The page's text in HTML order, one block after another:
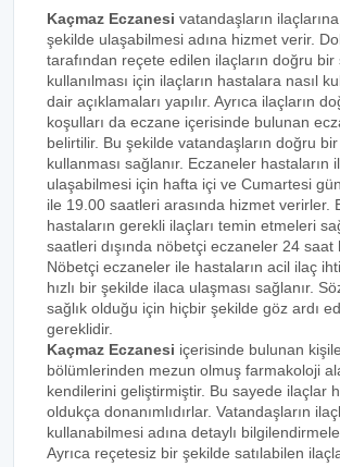
Kaçmaz Eczanesi vatandaşların
şekilde ulaşabilmesi adına hizmet verir.
tarafından reçete edilen ilaçların doğru bir
kullanılması için ilaçların hastalara nasıl
dair açıklamaları yapılır. Ayrıca ilaçların
koşulları da eczane içerisinde bulunan
belirtilir. Bu şekilde vatandaşların doğru
kullanması sağlanır. Eczaneler hastaların
ulaşabilmesi için hafta içi ve Cumartesi
ile 19.00 saatleri arasında hizmet verirler.
hastaların gerekli ilaçları temin etmeleri
saatleri dışında nöbetçi eczaneler 24 saat
Nöbetçi eczaneler ile hastaların acil ilaç
hızlı bir şekilde ilaca ulaşması sağlanır.
sağlık olduğu için hiçbir şekilde göz ardı
gereklidir.
Kaçmaz Eczanesi içerisinde bulunan
bölümlerinden mezun olmuş farmakoloji
kendilerini geliştirmiştir. Bu sayede ilaçlar
oldukça donanımlıdırlar. Vatandaşların
kullanabilmesi adına detaylı
Ayrıca reçetesiz bir şekilde satılabilen